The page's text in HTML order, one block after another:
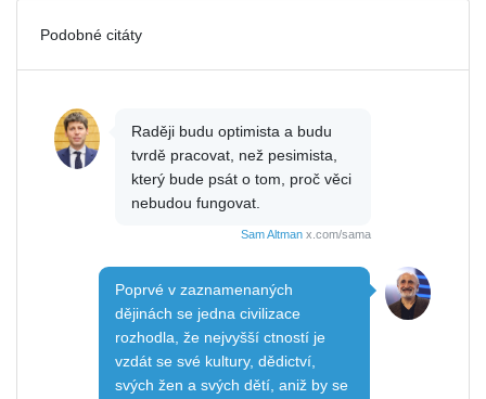
Podobné citáty
Raději budu optimista a budu
tvrdě pracovat, než pesimista,
který bude psát o tom, proč věci
nebudou fungovat.
Sam Altman x.com/sama
Poprvé v zaznamenaných
dějinách se jedna civilizace
rozhodla, že nejvyšší ctností je
vzdát se své kultury, dědictví,
svých žen a svých dětí, aniž by se